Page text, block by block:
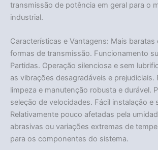
transmissão de potência em geral para o
industrial.
Características e Vantagens: Mais baratas
formas de transmissão. Funcionamento
Partidas. Operação silenciosa e sem
as vibrações desagradáveis e prejudiciais.
limpeza e manutenção robusta e durável.
seleção de velocidades. Fácil instalação e
Relativamente pouco afetadas pela
abrasivas ou variações extremas de
para os componentes do sistema.